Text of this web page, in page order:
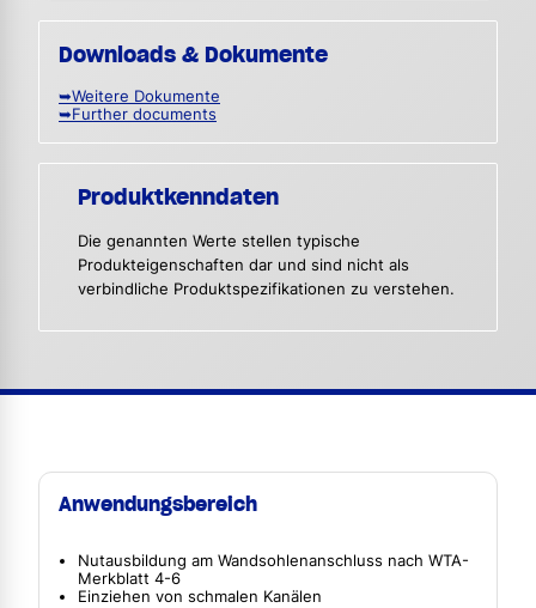
Downloads & Dokumente
➥Weitere Dokumente
➥Further documents
Produktkenndaten
Die genannten Werte stellen typische
Produkteigenschaften dar und sind nicht als
verbindliche Produktspezifikationen zu verstehen.
Anwendungsbereich
Nutausbildung am Wandsohlenanschluss nach WTA-
Merkblatt 4-6
Einziehen von schmalen Kanälen